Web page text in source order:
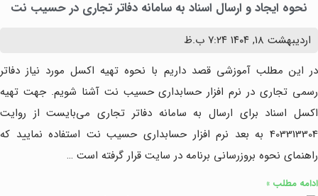
نحوه ایجاد و ارسال اسناد به سامانه دفاتر تجاری در حسیب نت
اردیبهشت ۱۸, ۱۴۰۴
۷:۲۴ ب.ظ
در این مطلب آموزشی قصد داریم با نحوه تهیه اکسل مورد نیاز دفاتر
رسمی تجاری در نرم افزار حسابداری حسیب نت آشنا شویم. جهت تهیه
اکسل اسناد برای ارسال به سامانه دفاتر تجاری می‌بایست از روایت
403313304 به بعد نرم افزار حسابداری حسیب نت استفاده نمایید که
راهنمای نحوه بروزرسانی برنامه در سایت قرار گرفته است …
ادامه مطلب »